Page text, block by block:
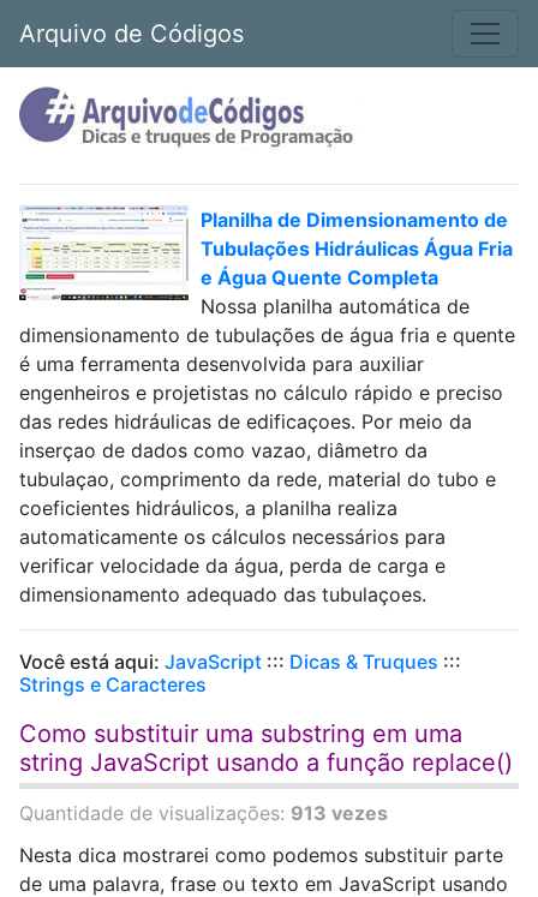
Arquivo de Códigos
Planilha de Dimensionamento de
Tubulações Hidráulicas Água Fria
e Água Quente Completa
Nossa planilha automática de
dimensionamento de tubulações de água fria e quente
é uma ferramenta desenvolvida para auxiliar
engenheiros e projetistas no cálculo rápido e preciso
das redes hidráulicas de edificaçoes. Por meio da
inserçao de dados como vazao, diâmetro da
tubulaçao, comprimento da rede, material do tubo e
coeficientes hidráulicos, a planilha realiza
automaticamente os cálculos necessários para
verificar velocidade da água, perda de carga e
dimensionamento adequado das tubulaçoes.
Você está aqui: JavaScript ::: Dicas & Truques :::
Strings e Caracteres
Como substituir uma substring em uma
string JavaScript usando a função replace()
Quantidade de visualizações: 913 vezes
Nesta dica mostrarei como podemos substituir parte
de uma palavra, frase ou texto em JavaScript usando